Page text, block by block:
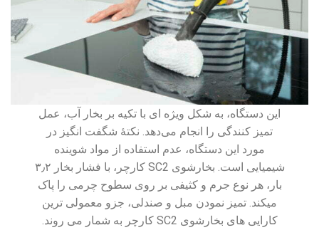
این دستگاه، به شکل ویژه ای با تکیه بر بخار آب، عمل
تمیز کنندگی را انجام می‌دهد. نکتهٔ شگفت انگیز در
مورد این دستگاه، عدم استفاده از مواد شوینده
شیمیایی است. بخارشوی SC2 کارچر، با فشار بخار ۳٫۲
بار، هر نوع جرم و کثیفی بر روی سطوح چرمی را پاک
میکند. تمیز نمودن مبل و صندلی، جزو معمولی ترین
کارایی های بخارشوی SC2 کارچر به شمار می روند.